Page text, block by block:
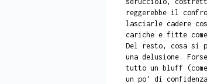
reggerebbe il
lasciarle cadere
cariche e fitte
Del resto, cosa si
una delusione.
tutto un bluff
un po' di